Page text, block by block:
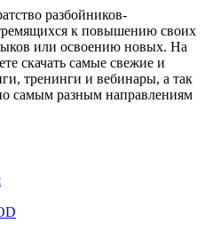
разбойников-
к повышению своих
или освоению новых. На
скачать самые свежие и
тренинги и вебинары, а так
самым разным направлениям